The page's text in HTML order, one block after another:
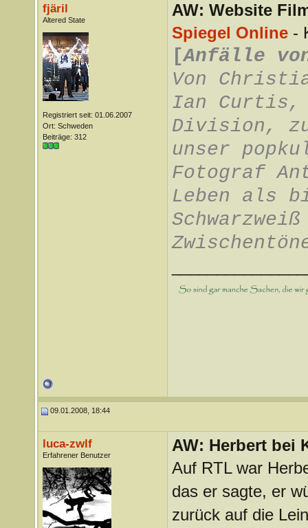
fjäril
Altered State
Registriert seit: 01.06.2007
Ort: Schweden
Beiträge: 312
AW: Website
Spiegel Online -
[Anfälle
Von
Ian Curtis,
Division,
unser
Fotograf
Leben als
09.01.2008, 18:44
luca-zwlf
Erfahrener Benutzer
AW: Herbert bei
Auf RTL war
das er sagte, er
zurück auf die